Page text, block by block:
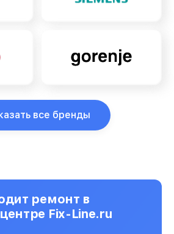
все бренды
ремонт в
Fix-Line.ru